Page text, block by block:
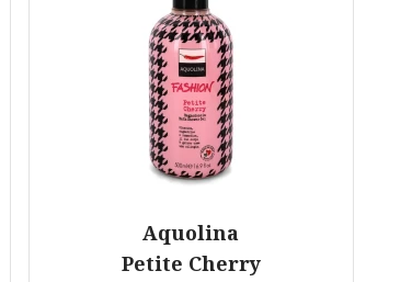
Aquolina
Petite Cherry